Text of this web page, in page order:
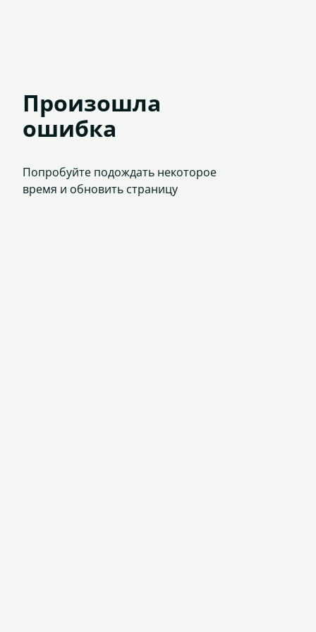
Произошла
ошибка
Попробуйте подождать некоторое
время и обновить страницу